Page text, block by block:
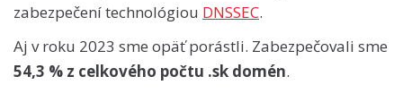
zabezpečení technológiou DNSSEC.
Aj v roku 2023 sme opäť porástli. Zabezpečovali sme
54,3 % z celkového počtu .sk domén.